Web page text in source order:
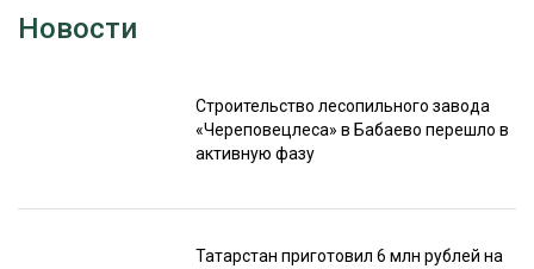
Новости
Строительство лесопильного завода
«Череповецлеса» в Бабаево перешло в
активную фазу
Татарстан приготовил 6 млн рублей на